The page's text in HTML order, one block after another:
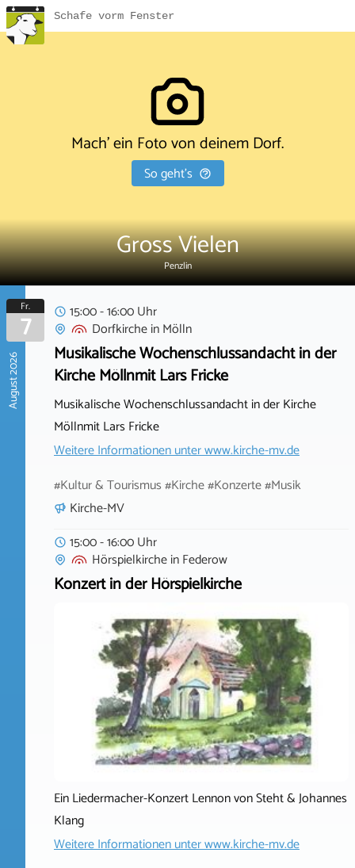
Schafe vorm Fenster
Mach' ein Foto von deinem Dorf.
So geht's
Gross Vielen
Penzlin
August 2026
Fr.
7
15:00 - 16:00 Uhr
DorfkircheinMölln
Musikalische Wochenschlussandacht in der
Kirche Möllnmit Lars Fricke
Musikalische Wochenschlussandacht in der Kirche
Möllnmit Lars Fricke
Weitere Informationen unterwww.kirche-mv.de
#Kultur & Tourismus #Kirche #Konzerte #Musik
Kirche-MV
15:00 - 16:00 Uhr
HörspielkircheinFederow
Konzert in der Hörspielkirche
Ein Liedermacher-Konzert Lennon von Steht & Johannes
Klang
Weitere Informationen unterwww.kirche-mv.de